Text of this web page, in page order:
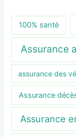
100% santé
Assurance
assurance des
Assurance
Assurance